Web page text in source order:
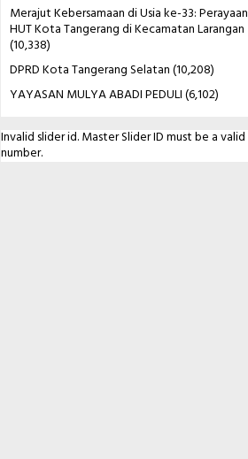
Merajut Kebersamaan di Usia ke-33: Perayaan
HUT Kota Tangerang di Kecamatan Larangan
(10,338)
DPRD Kota Tangerang Selatan(10,208)
YAYASAN MULYA ABADI PEDULI(6,102)
Invalid slider id. Master Slider ID must be a valid
number.